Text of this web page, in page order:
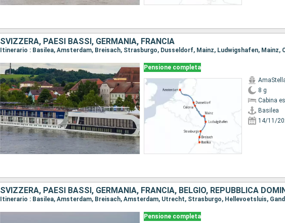
SVIZZERA, PAESI BASSI, GERMANIA, FRANCIA
Pensione completa
8 g
Cabina
Basilea
14/11/
SVIZZERA, PAESI BASSI, GERMANIA, FRANCIA, BELGIO, REPUBBLICA
Pensione completa